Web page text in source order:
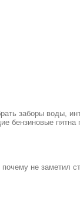
заборы воды,
бензиновые пятна
не заметил